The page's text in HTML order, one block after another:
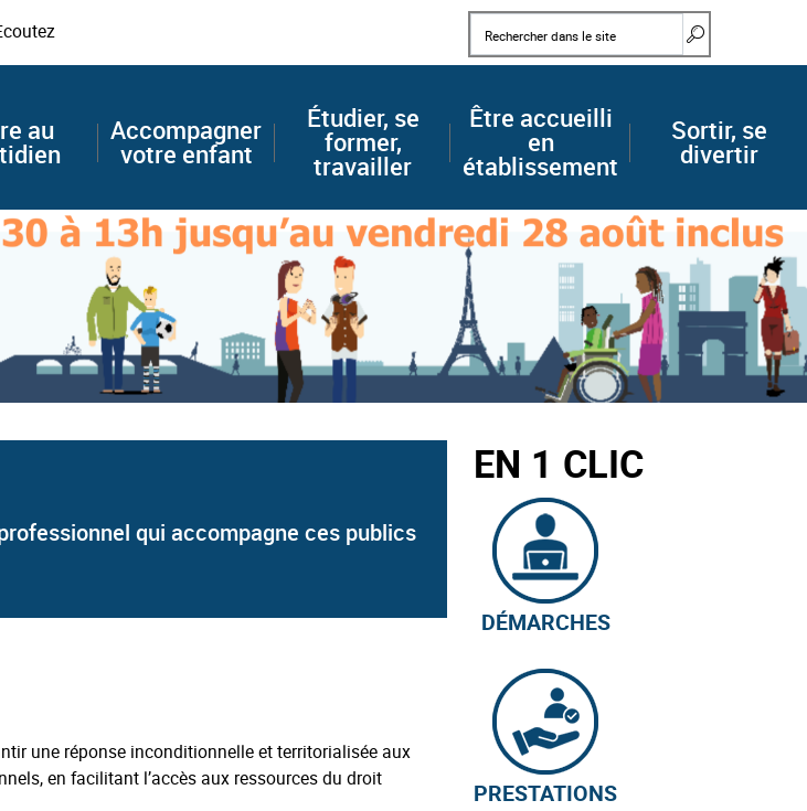
Mots clés
au
Accompagner
votre enfant
Étudier, se
former,
travailler
Être accueilli
en
établissement
Sortir, se
divertir
qui accompagne ces publics
une réponse inconditionnelle et territorialisée aux
en facilitant l’accès aux ressources du droit
EN 1 CLIC
DÉMARCHES
PRESTATIONS